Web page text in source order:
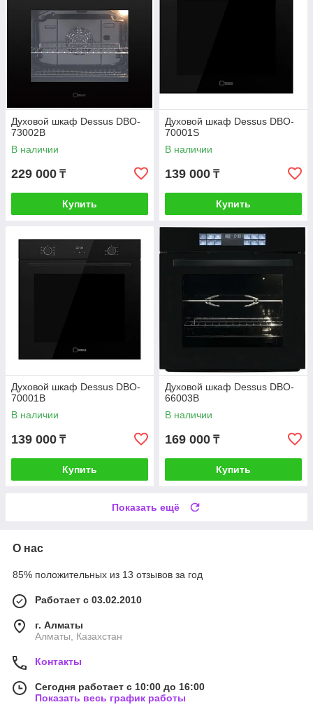
Духовой шкаф Dessus DBO-
73002B
В наличии
229 000 ₸
Купить
Духовой шкаф Dessus DBO-
70001S
В наличии
139 000 ₸
Купить
Духовой шкаф Dessus DBO-
70001B
В наличии
139 000 ₸
Купить
Духовой шкаф Dessus DBO-
66003B
В наличии
169 000 ₸
Купить
Показать ещё
О нас
85% положительных из 13 отзывов за год
Работает с 03.02.2010
г. Алматы
Алматы, Казахстан
Контакты
Сегодня работает с 10:00 до 16:00
Показать весь график работы